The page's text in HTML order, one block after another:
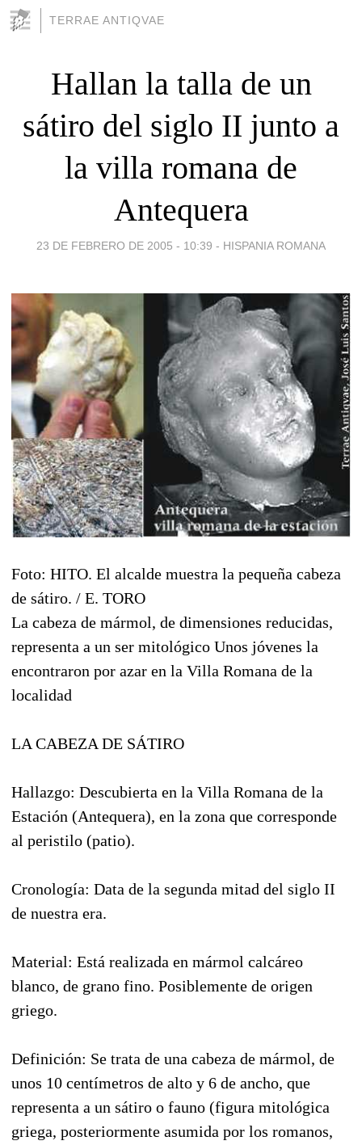
TERRAE ANTIQVAE
Hallan la talla de un
sátiro del siglo II junto a
la villa romana de
Antequera
23 DE FEBRERO DE 2005 - 10:39 - HISPANIA ROMANA
Foto: HITO. El alcalde muestra la pequeña cabeza
de sátiro. / E. TORO
La cabeza de mármol, de dimensiones reducidas,
representa a un ser mitológico Unos jóvenes la
encontraron por azar en la Villa Romana de la
localidad
LA CABEZA DE SÁTIRO
Hallazgo: Descubierta en la Villa Romana de la
Estación (Antequera), en la zona que corresponde
al peristilo (patio).
Cronología: Data de la segunda mitad del siglo II
de nuestra era.
Material: Está realizada en mármol calcáreo
blanco, de grano fino. Posiblemente de origen
griego.
Definición: Se trata de una cabeza de mármol, de
unos 10 centímetros de alto y 6 de ancho, que
representa a un sátiro o fauno (figura mitológica
griega, posteriormente asumida por los romanos,